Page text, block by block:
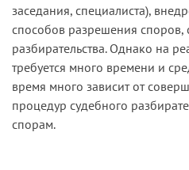
заседания, специалиста),
способов разрешения споров,
разбирательства. Однако на
требуется много времени и
время много зависит от
процедур судебного
спорам.